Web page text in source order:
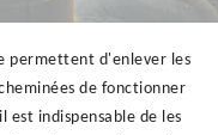
permettent d'enlever les
de fonctionner
indispensable de les